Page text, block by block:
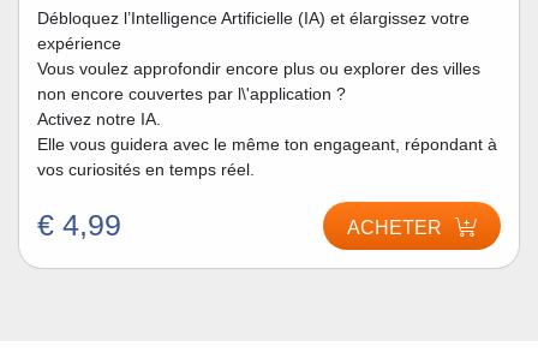
Débloquez l’Intelligence Artificielle (IA) et élargissez votre
expérience
Vous voulez approfondir encore plus ou explorer des villes
non encore couvertes par l\'application ?
Activez notre IA.
Elle vous guidera avec le même ton engageant, répondant à
vos curiosités en temps réel.
€ 4,99 ACHETER